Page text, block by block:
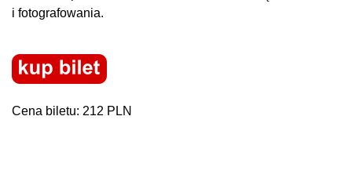
i fotografowania.
Cena biletu: 212 PLN